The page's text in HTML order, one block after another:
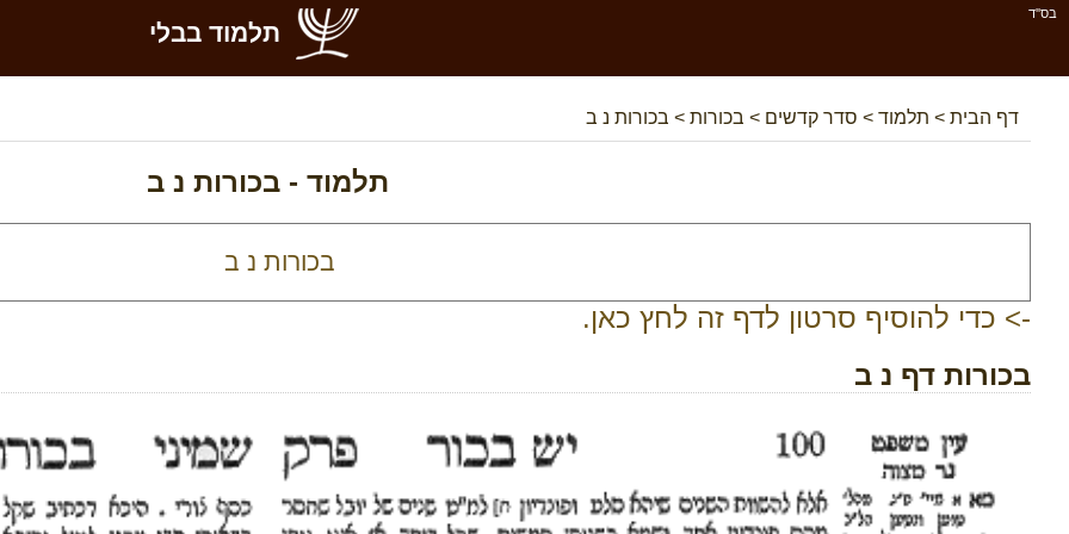
בס''ד
תלמוד בבלי
דף הבית > תלמוד > סדר קדשים > בכורות > בכורות נ ב
תלמוד -בכורות נ ב
-> כדי להוסיף סרטון לדף זה לחץ כאן.
בכורות דף נ ב